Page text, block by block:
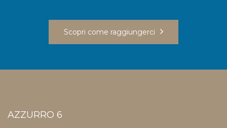
Scopri come raggiungerci
AZZURRO 6